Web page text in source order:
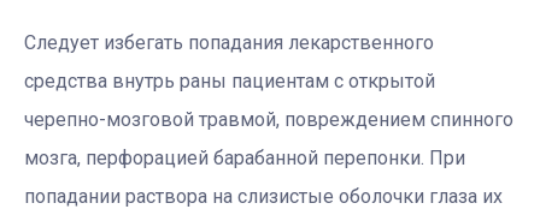
Следует избегать попадания лекарственного
средства внутрь раны пациентам с открытой
черепно-мозговой травмой, повреждением спинного
мозга, перфорацией барабанной перепонки. При
попадании раствора на слизистые оболочки глаза их